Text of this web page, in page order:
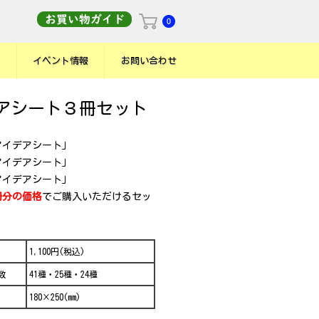
イベント情報 お問い合わせ
シート３冊セット
デアシート」
デアシート」
デアシート」
分の価格でご購入いただけるセッ
1,100円(税込)
41種・25種・24種
180×250(mm)